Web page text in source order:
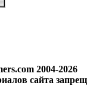
2004-2026
сайта